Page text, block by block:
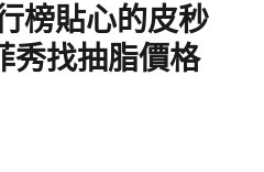
榜貼心的皮秒
找抽脂價格